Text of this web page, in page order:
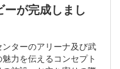
が完成しまし
ターのアリーナ及び武
力を伝えるコンセプト